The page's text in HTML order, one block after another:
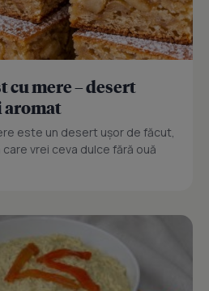
cu mere – desert
aromat
este un desert ușor de făcut,
vrei ceva dulce fără ouă